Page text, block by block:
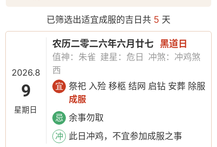
已筛选出适宜成服的吉日共 5 天
2026.8
9
星期日
农历二零二六年六月廿七 黑道日
值神：朱雀 建星：危日
冲煞：冲鸡煞
西
宜
祭祀 入殓 移柩 结网 启钻 安葬 除服
成服
忌 余事勿取
冲 此日冲鸡，不宜参加成服之事